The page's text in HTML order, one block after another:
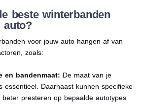
beste winterbanden
voor jouw auto hangen af van
zoals:
en bandenmaat: De maat van je
essentieel. Daarnaast kunnen specifieke
beter presteren op bepaalde autotypes